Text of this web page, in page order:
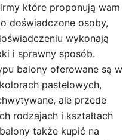
które proponują wam
doświadczone osoby,
wykonają
i sprawny sposób.
balony oferowane są w
pastelowych,
ale przede
rodzajach i kształtach
także kupić na